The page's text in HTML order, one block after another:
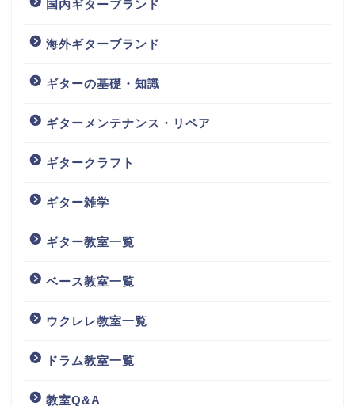
国内ギターブランド
海外ギターブランド
ギターの基礎・知識
ギターメンテナンス・リペア
ギタークラフト
ギター雑学
ギター教室一覧
ベース教室一覧
ウクレレ教室一覧
ドラム教室一覧
教室Q&A